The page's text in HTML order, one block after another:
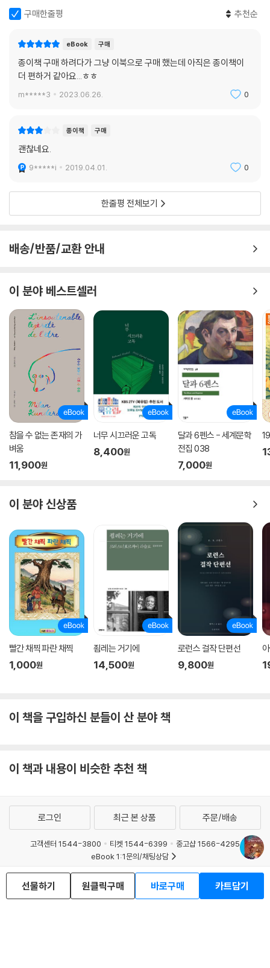
구매한줄평 추천순
eBook 구매
종이책 구매 하려다가 그냥 이북으로 구매 했는데 아직은 종이책이
더 편하거 같아요...ㅎㅎ
m*****3 2023.06.26. 0
종이책 구매
괜찮네요.
9*****i 2019.04.01. 0
한줄평 전체보기
배송/반품/교환 안내
이 분야 베스트셀러
참을 수 없는 존재의 가
벼움
11,900원
너무 시끄러운 고독
8,400원
달과 6펜스 - 세계문학
전집 038
7,000원
이 분야 신상품
빨간 채찍 파란 채찍
1,000원
죔레는 거기에
14,500원
로런스 걸작 단편선
9,800원
이 책을 구입하신 분들이 산 분야 책
이 책과 내용이 비슷한 추천 책
선물하기 원클릭구매 바로구매 카트담기
로그인 최근 본 상품 주문/배송
고객센터 1544-3800 티켓 1544-6399
중고샵 1566-4295
eBook 1:1문의/채팅상담
예스이십사(주) 사업자 정보
이용약관
개인정보처리방침
청소년보호정책